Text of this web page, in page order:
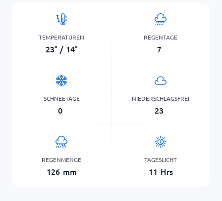
TEMPERATUREN
23° / 14°
REGENTAGE
7
SCHNEETAGE
0
NIEDERSCHLAGSFREI
23
REGENMENGE
126 mm
TAGESLICHT
11 Hrs